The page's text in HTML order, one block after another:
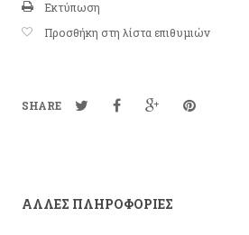
Εκτύπωση
Προσθήκη στη λίστα επιθυμιών
SHARE
ΆΛΛΕΣ ΠΛΗΡΟΦΟΡΊΕΣ